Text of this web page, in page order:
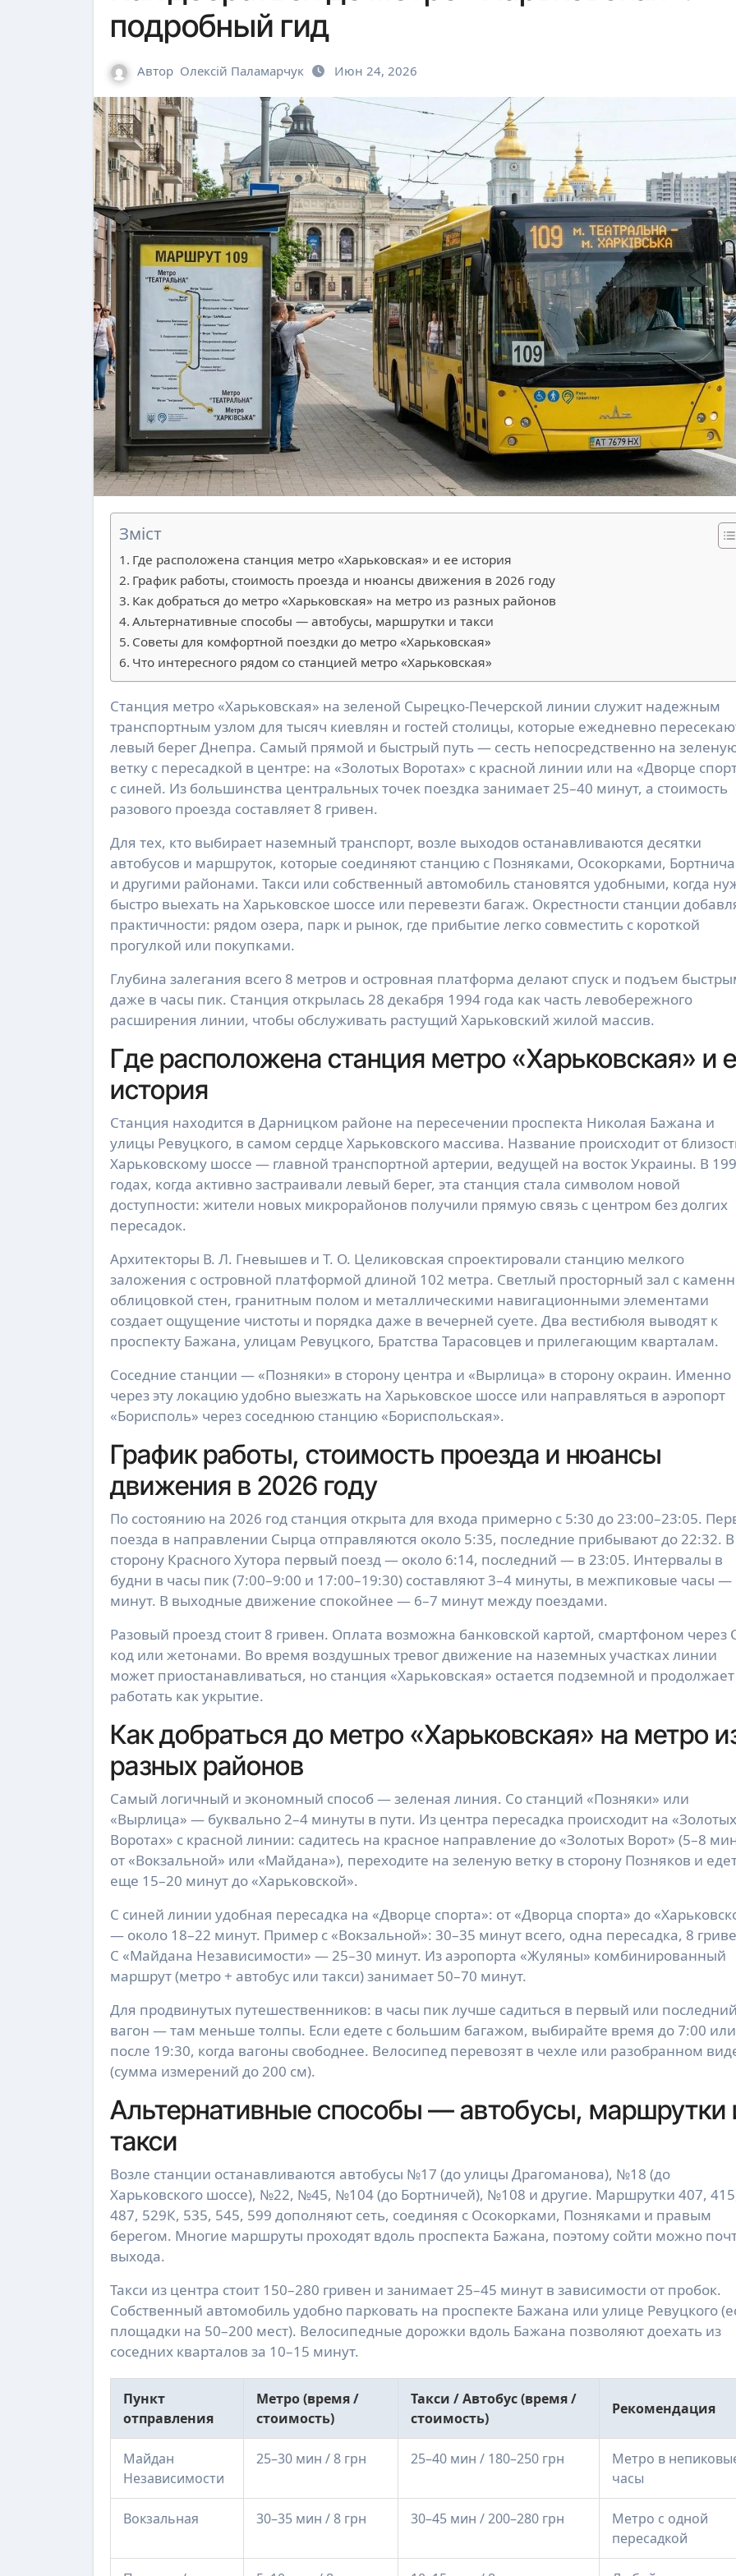
подробный гид
Автор Олексій Паламарчук Июн 24, 2026
Зміст
Где расположена станция метро «Харьковская» и ее история
График работы, стоимость проезда и нюансы движения в 2026 году
Как добраться до метро «Харьковская» на метро из разных районов
Альтернативные способы — автобусы, маршрутки и такси
Советы для комфортной поездки до метро «Харьковская»
Что интересного рядом со станцией метро «Харьковская»
Станция метро «Харьковская» на зеленой Сырецко-Печерской линии служит надежным
транспортным узлом для тысяч киевлян и гостей столицы, которые ежедневно
левый берег Днепра. Самый прямой и быстрый путь — сесть непосредственно на
ветку с пересадкой в центре: на «Золотых Воротах» с красной линии или на «Дворце
с синей. Из большинства центральных точек поездка занимает 25–40 минут, а стоимость
разового проезда составляет 8 гривен.
Для тех, кто выбирает наземный транспорт, возле выходов останавливаются десятки
автобусов и маршруток, которые соединяют станцию с Позняками, Осокорками,
и другими районами. Такси или собственный автомобиль становятся удобными, когда
быстро выехать на Харьковское шоссе или перевезти багаж. Окрестности станции
практичности: рядом озера, парк и рынок, где прибытие легко совместить с короткой
прогулкой или покупками.
Глубина залегания всего 8 метров и островная платформа делают спуск и подъем
даже в часы пик. Станция открылась 28 декабря 1994 года как часть левобережного
расширения линии, чтобы обслуживать растущий Харьковский жилой массив.
Где расположена станция метро «Харьковская» и
история
Станция находится в Дарницком районе на пересечении проспекта Николая Бажана и
улицы Ревуцкого, в самом сердце Харьковского массива. Название происходит от
Харьковскому шоссе — главной транспортной артерии, ведущей на восток Украины. В
годах, когда активно застраивали левый берег, эта станция стала символом новой
доступности: жители новых микрорайонов получили прямую связь с центром без долгих
пересадок.
Архитекторы В. Л. Гневышев и Т. О. Целиковская спроектировали станцию мелкого
заложения с островной платформой длиной 102 метра. Светлый просторный зал с
облицовкой стен, гранитным полом и металлическими навигационными элементами
создает ощущение чистоты и порядка даже в вечерней суете. Два вестибюля выводят к
проспекту Бажана, улицам Ревуцкого, Братства Тарасовцев и прилегающим кварталам.
Соседние станции — «Позняки» в сторону центра и «Вырлица» в сторону окраин. Именно
через эту локацию удобно выезжать на Харьковское шоссе или направляться в аэропорт
«Борисполь» через соседнюю станцию «Бориспольская».
График работы, стоимость проезда и нюансы
движения в 2026 году
По состоянию на 2026 год станция открыта для входа примерно с 5:30 до 23:00–23:05.
поезда в направлении Сырца отправляются около 5:35, последние прибывают до 22:32. В
сторону Красного Хутора первый поезд — около 6:14, последний — в 23:05. Интервалы в
будни в часы пик (7:00–9:00 и 17:00–19:30) составляют 3–4 минуты, в межпиковые часы —
минут. В выходные движение спокойнее — 6–7 минут между поездами.
Разовый проезд стоит 8 гривен. Оплата возможна банковской картой, смартфоном через
код или жетонами. Во время воздушных тревог движение на наземных участках линии
может приостанавливаться, но станция «Харьковская» остается подземной и продолжает
работать как укрытие.
Как добраться до метро «Харьковская» на метро
разных районов
Самый логичный и экономный способ — зеленая линия. Со станций «Позняки» или
«Вырлица» — буквально 2–4 минуты в пути. Из центра пересадка происходит на «Золотых
Воротах» с красной линии: садитесь на красное направление до «Золотых Ворот» (5–8
от «Вокзальной» или «Майдана»), переходите на зеленую ветку в сторону Позняков и
еще 15–20 минут до «Харьковской».
С синей линии удобная пересадка на «Дворце спорта»: от «Дворца спорта» до
— около 18–22 минут. Пример с «Вокзальной»: 30–35 минут всего, одна пересадка, 8
С «Майдана Независимости» — 25–30 минут. Из аэропорта «Жуляны» комбинированный
маршрут (метро + автобус или такси) занимает 50–70 минут.
Для продвинутых путешественников: в часы пик лучше садиться в первый или последний
вагон — там меньше толпы. Если едете с большим багажом, выбирайте время до 7:00 или
после 19:30, когда вагоны свободнее. Велосипед перевозят в чехле или разобранном
(сумма измерений до 200 см).
Альтернативные способы — автобусы, маршрутки
такси
Возле станции останавливаются автобусы №17 (до улицы Драгоманова), №18 (до
Харьковского шоссе), №22, №45, №104 (до Бортничей), №108 и другие. Маршрутки 407,
487, 529К, 535, 545, 599 дополняют сеть, соединяя с Осокорками, Позняками и правым
берегом. Многие маршруты проходят вдоль проспекта Бажана, поэтому сойти можно
выхода.
Такси из центра стоит 150–280 гривен и занимает 25–45 минут в зависимости от пробок.
Собственный автомобиль удобно парковать на проспекте Бажана или улице Ревуцкого
площадки на 50–200 мест). Велосипедные дорожки вдоль Бажана позволяют доехать из
соседних кварталов за 10–15 минут.
Пункт
отправления
Метро (время /
стоимость)
Такси / Автобус (время /
стоимость)
Рекомендация
Майдан
Независимости
25–30 мин / 8 грн 25–40 мин / 180–250 грн
Метро в
часы
Вокзальная 30–35 мин / 8 грн 30–45 мин / 200–280 грн
Метро с одной
пересадкой